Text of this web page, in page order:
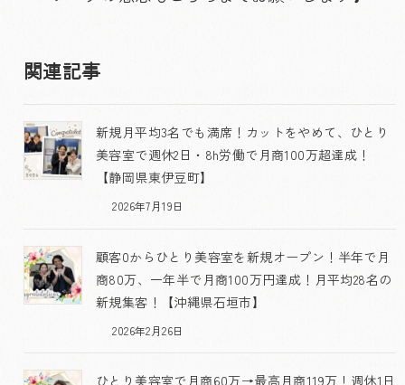
関連記事
新規月平均3名でも満席！カットをやめて、ひとり
美容室で週休2日・8h労働で月商100万超達成！
【静岡県東伊豆町】
2026年7月19日
顧客0からひとり美容室を新規オープン！半年で月
商80万、一年半で月商100万円達成！月平均28名の
新規集客！【沖縄県石垣市】
2026年2月26日
ひとり美容室で月商60万→最高月商119万！週休1日